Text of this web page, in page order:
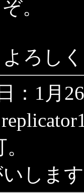
。
ろし
1月
しま